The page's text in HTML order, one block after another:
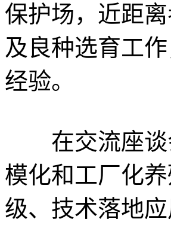
保护场，近距
及良种选育工
经验。
在交流座谈
模化和工厂化
级、技术落地